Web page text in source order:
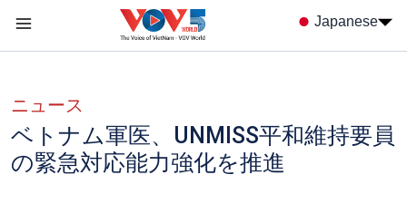
Japanese
ニュース
ベトナム軍医、UNMISS平和維持要員
の緊急対応能力強化を推進